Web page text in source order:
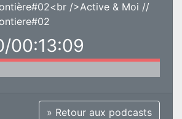
/>Active & Moi //
00:13:09
» Retour aux podcasts